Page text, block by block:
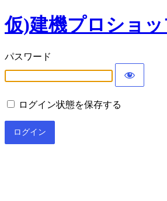
仮)建機プロショ
パスワード
ログイン状態を保存する